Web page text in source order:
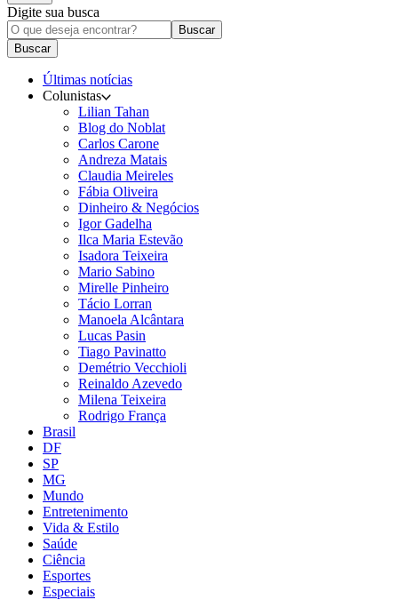
Digite sua busca
Buscar
Buscar
Últimas notícias
Colunistas
Lilian Tahan
Blog do Noblat
Carlos Carone
Andreza Matais
Claudia Meireles
Fábia Oliveira
Dinheiro & Negócios
Igor Gadelha
Ilca Maria Estevão
Isadora Teixeira
Mario Sabino
Mirelle Pinheiro
Tácio Lorran
Manoela Alcântara
Lucas Pasin
Tiago Pavinatto
Demétrio Vecchioli
Reinaldo Azevedo
Milena Teixeira
Rodrigo França
Brasil
DF
SP
MG
Mundo
Entretenimento
Vida & Estilo
Saúde
Ciência
Esportes
Especiais